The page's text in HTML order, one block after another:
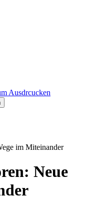
im Miteinander
Neue